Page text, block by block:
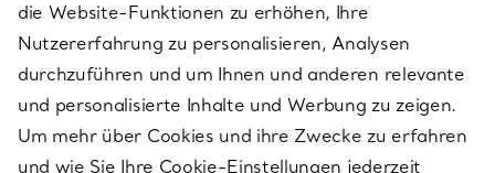
ÜBER TIFFANY & CO.
RECHTLICHE HINWEISE
die Website-Funktionen zu erhöhen, Ihre
Nutzererfahrung zu personalisieren, Analysen
durchzuführen und um Ihnen und anderen relevante
und personalisierte Inhalte und Werbung zu zeigen.
Um mehr über Cookies und ihre Zwecke zu erfahren
und wie Sie Ihre Cookie-Einstellungen jederzeit